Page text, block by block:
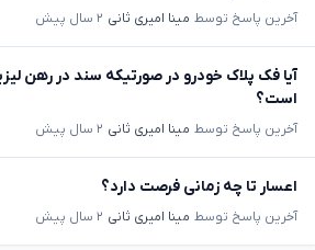
آخرین پاسخ توسط مینا امیری ثانی ۲ سال پیش
آیا فک پلاک خودرو در صورتیکه سند در رهن
است؟
آخرین پاسخ توسط مینا امیری ثانی ۲ سال پیش
اعسار تا چه زمانی فرصت دارد؟
آخرین پاسخ توسط مینا امیری ثانی ۲ سال پیش